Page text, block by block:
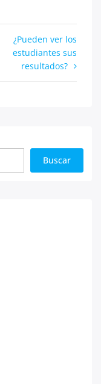
¿Pueden ver los
estudiantes sus
resultados?
Buscar